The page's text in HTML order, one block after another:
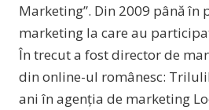
Marketing”. Din 2009 până
marketing la care au
În trecut a fost director de
din online-ul românesc:
ani în agenția de marketing